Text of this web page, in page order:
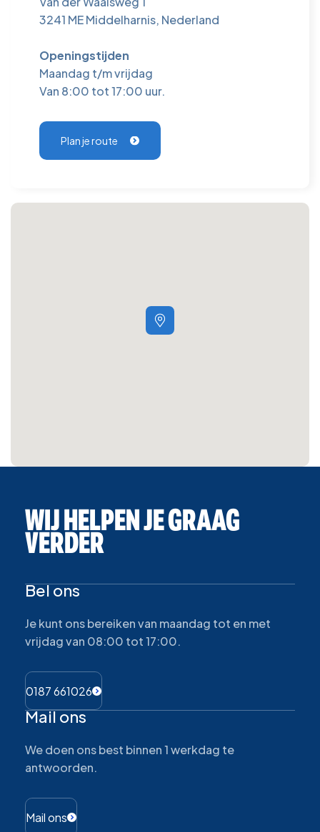
3241 ME Middelharnis, Nederland
Openingstijden
Maandag t/m vrijdag
Van 8:00 tot 17:00 uur.
Plan je route
WIJ HELPEN JE GRAAG
VERDER
Bel ons
Je kunt ons bereiken van maandag tot en met
vrijdag van 08:00 tot 17:00.
0187 661026
Mail ons
We doen ons best binnen 1 werkdag te
antwoorden.
Mail ons